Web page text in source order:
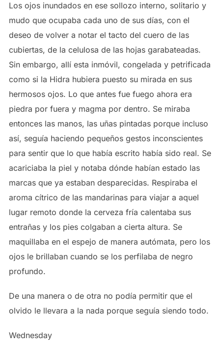
Los ojos inundados en ese sollozo interno, solitario y
mudo que ocupaba cada uno de sus días, con el
deseo de volver a notar el tacto del cuero de las
cubiertas, de la celulosa de las hojas garabateadas.
Sin embargo, allí esta inmóvil, congelada y petrificada
como si la Hidra hubiera puesto su mirada en sus
hermosos ojos. Lo que antes fue fuego ahora era
piedra por fuera y magma por dentro. Se miraba
entonces las manos, las uñas pintadas porque incluso
así, seguía haciendo pequeños gestos inconscientes
para sentir que lo que había escrito había sido real. Se
acariciaba la piel y notaba dónde habían estado las
marcas que ya estaban desparecidas. Respiraba el
aroma cítrico de las mandarinas para viajar a aquel
lugar remoto donde la cerveza fría calentaba sus
entrañas y los pies colgaban a cierta altura. Se
maquillaba en el espejo de manera autómata, pero los
ojos le brillaban cuando se los perfilaba de negro
profundo.
De una manera o de otra no podía permitir que el
olvido le llevara a la nada porque seguía siendo todo.
Wednesday